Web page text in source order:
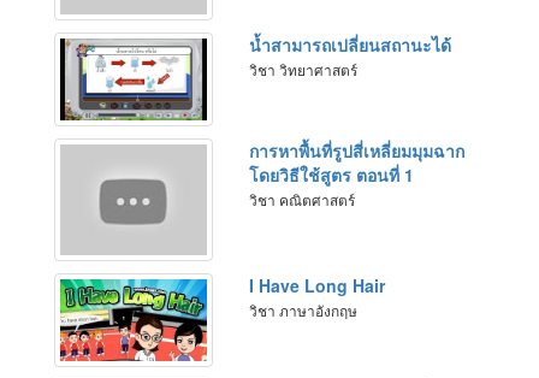
น้ำสามารถเปลี่ยนสถานะได้
วิชา วิทยาศาสตร์
การหาพื้นที่รูปสี่เหลี่ยมมุมฉาก
โดยวิธีใช้สูตร ตอนที่ 1
วิชา คณิตศาสตร์
I Have Long Hair
วิชา ภาษาอังกฤษ